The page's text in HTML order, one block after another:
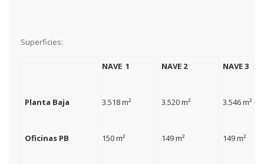
Superficies:
NAVE 1 NAVE 2 NAVE 3
Planta Baja 3.518 m² 3.520 m² 3.546 m²
Oficinas PB 150 m² 149 m² 149 m²